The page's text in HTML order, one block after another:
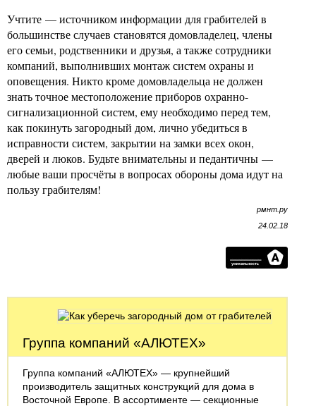
Учтите — источником информации для грабителей в
большинстве случаев становятся домовладелец, члены
его семьи, родственники и друзья, а также сотрудники
компаний, выполнивших монтаж систем охраны и
оповещения. Никто кроме домовладельца не должен
знать точное местоположение приборов охранно-
сигнализационной систем, ему необходимо перед тем,
как покинуть загородный дом, лично убедиться в
исправности систем, закрытии на замки всех окон,
дверей и люков. Будьте внимательны и педантичны —
любые ваши просчёты в вопросах обороны дома идут на
пользу грабителям!
рмнт.ру
24.02.18
Группа компаний «АЛЮТЕХ»
Группа компаний «АЛЮТЕХ» — крупнейший
производитель защитных конструкций для дома в
Восточной Европе. В ассортименте — секционные